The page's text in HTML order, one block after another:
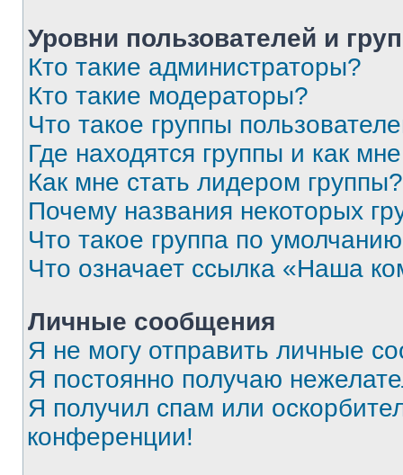
Уровни пользователей и
Кто такие администраторы?
Кто такие модераторы?
Что такое группы
Где находятся группы и как
Как мне стать лидером группы?
Почему названия некоторых
Что такое группа по
Что означает ссылка «Наша
Личные сообщения
Я не могу отправить личные
Я постоянно получаю
Я получил спам или
конференции!